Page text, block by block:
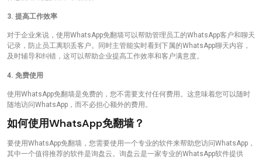
3. 提高工作效率
对于企业来说，使用WhatsApp免翻墙可以帮助管理员工的WhatsApp客户和聊天
记录，防止员工离职丢客户。同时主管能实时看到下属的WhatsApp聊天内容，
及时辅导和纠错，这可以帮助企业提高工作效率和客户满意度。
4. 免费使用
使用WhatsApp免翻墙是免费的，您不需要支付任何费用。这意味着您可以随时
随地访问WhatsApp，而不必担心额外的费用。
如何使用WhatsApp免翻墙？
要使用WhatsApp免翻墙，您需要使用一个专业的软件来帮助您访问WhatsApp，
其中一个值得推荐的软件是询盘云。询盘云是一家专业的WhatsApp软件提供